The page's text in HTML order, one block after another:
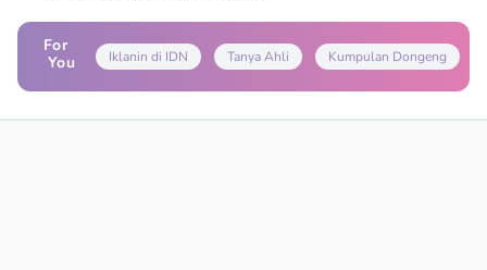
For
You
Iklanin di IDN Tanya Ahli Kumpulan Dongeng